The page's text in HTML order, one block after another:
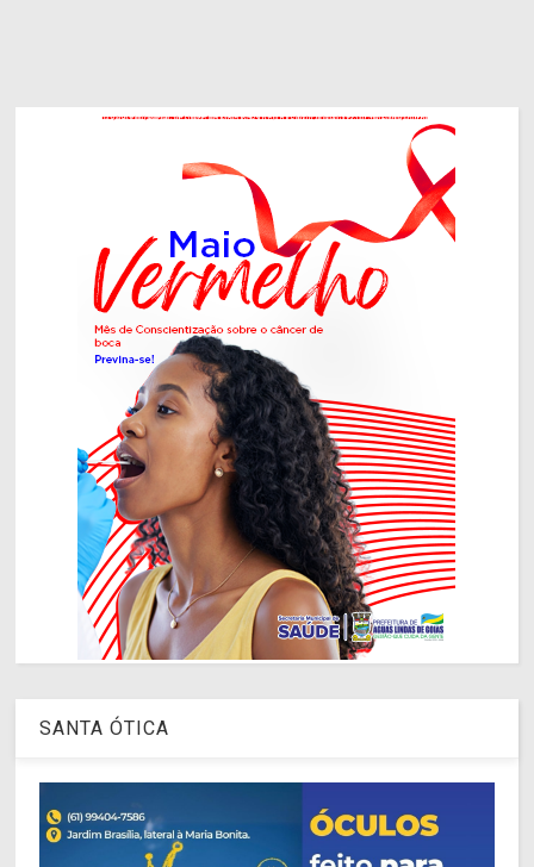
SANTA ÓTICA